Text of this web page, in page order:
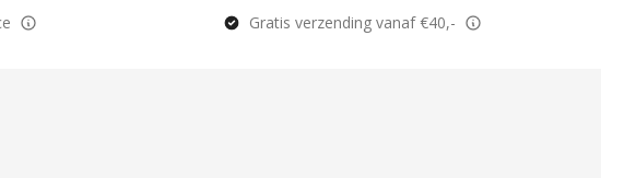
Gratis verzending vanaf €40,-